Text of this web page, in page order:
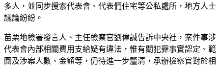
多人，並同步搜索代表會、代表們住宅等公私處所，地方人士
議論紛紛。
苗栗地檢署發言人、主任檢察官劉偉誠告訴中央社，案件事涉
代表會內部相關費用支給疑有違法，惟有關犯罪事實認定、範
圍及涉案人數、金額等，仍待進一步釐清，承辦檢察官對於相